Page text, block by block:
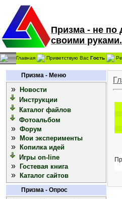
Призма - не по
своими
Главная Приветствую Вас Гость
Призма - Меню
»
Новости
Инструкции
Каталог файлов
Фотоальбом
» Форум
» Мои эксперименты
»
Копилка идей
Игры on-line
» Гостевая книга
» Каталог сайтов
Призма - Опрос